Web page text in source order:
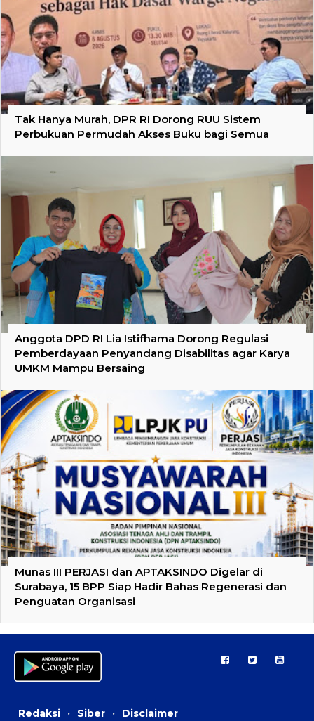
Tak Hanya Murah, DPR RI Dorong RUU Sistem
Perbukuan Permudah Akses Buku bagi Semua
Anggota DPD RI Lia Istifhama Dorong Regulasi
Pemberdayaan Penyandang Disabilitas agar Karya
UMKM Mampu Bersaing
Munas III PERJASI dan APTAKSINDO Digelar di
Surabaya, 15 BPP Siap Hadir Bahas Regenerasi dan
Penguatan Organisasi
Redaksi · Siber · Disclaimer